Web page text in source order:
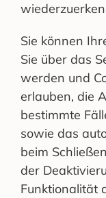
Sie können
Sie über das
werden und
erlauben, die
bestimmte
sowie das
beim
der
Funktionalität